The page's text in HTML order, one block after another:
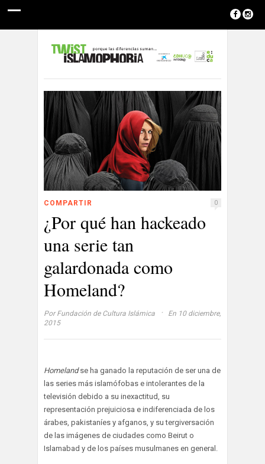
COMPARTIR 0
¿Por qué han hackeado
una serie tan
galardonada como
Homeland?
Por Fundación de Cultura Islámica ·
En 10 diciembre,
2015
Homelandse ha ganado la reputación de ser una de
las series más islamófobas e intolerantes de la
televisión debido a su inexactitud, su
representación prejuiciosa e indiferenciada de los
árabes, pakistaníes y afganos, y su tergiversación
de las imágenes de ciudades como Beirut o
Islamabad y de los países musulmanes en general.